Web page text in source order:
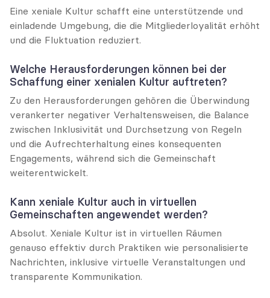
Eine xeniale Kultur schafft eine unterstützende und
einladende Umgebung, die die Mitgliederloyalität erhöht
und die Fluktuation reduziert.
Welche Herausforderungen können bei der
Schaffung einer xenialen Kultur auftreten?
Zu den Herausforderungen gehören die Überwindung
verankerter negativer Verhaltensweisen, die Balance
zwischen Inklusivität und Durchsetzung von Regeln
und die Aufrechterhaltung eines konsequenten
Engagements, während sich die Gemeinschaft
weiterentwickelt.
Kann xeniale Kultur auch in virtuellen
Gemeinschaften angewendet werden?
Absolut. Xeniale Kultur ist in virtuellen Räumen
genauso effektiv durch Praktiken wie personalisierte
Nachrichten, inklusive virtuelle Veranstaltungen und
transparente Kommunikation.